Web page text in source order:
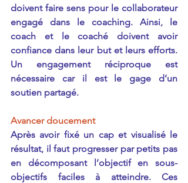
doivent faire sens pour le collaborateur
engagé dans le coaching. Ainsi, le
coach et le coaché doivent avoir
confiance dans leur but et leurs efforts.
Un engagement réciproque est
nécessaire car il est le gage d’un
soutien partagé.
Avancer doucement
Après avoir fixé un cap et visualisé le
résultat, il faut progresser par petits pas
en décomposant l’objectif en sous-
objectifs faciles à atteindre. Ces